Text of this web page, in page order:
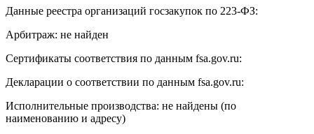
Данные реестра организаций госзакупок по 223-ФЗ:
Арбитраж: не найден
Сертификаты соответствия по данным fsa.gov.ru:
Декларации о соответствии по данным fsa.gov.ru:
Исполнительные производства: не найдены (по
наименованию и адресу)